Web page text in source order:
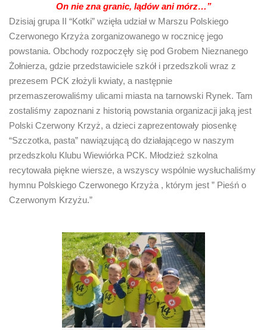
On nie zna granic, lądów ani mórz…”
Dzisiaj grupa II “Kotki” wzięła udział w Marszu Polskiego
Czerwonego Krzyża zorganizowanego w rocznicę jego
powstania. Obchody rozpoczęły się pod Grobem Nieznanego
Żołnierza, gdzie przedstawiciele szkół i przedszkoli wraz z
prezesem PCK złożyli kwiaty, a następnie
przemaszerowaliśmy ulicami miasta na tarnowski Rynek. Tam
zostaliśmy zapoznani z historią powstania organizacji jaką jest
Polski Czerwony Krzyż, a dzieci zaprezentowały piosenkę
“Szczotka, pasta” nawiązującą do działającego w naszym
przedszkolu Klubu Wiewiórka PCK. Młodzież szkolna
recytowała piękne wiersze, a wszyscy wspólnie wysłuchaliśmy
hymnu Polskiego Czerwonego Krzyża , którym jest ” Pieśń o
Czerwonym Krzyżu.”